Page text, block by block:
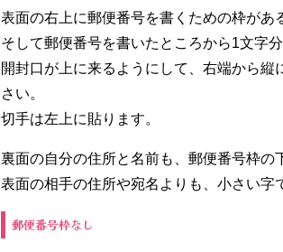
表面の右上に郵便番号を書くための枠があ
そして郵便番号を書いたところから1文字
開封口が上に来るようにして、右端から
さい。
切手は左上に貼ります。
裏面の自分の住所と名前も、郵便番号枠の
表面の相手の住所や宛名よりも、小さい字
郵便番号枠なし